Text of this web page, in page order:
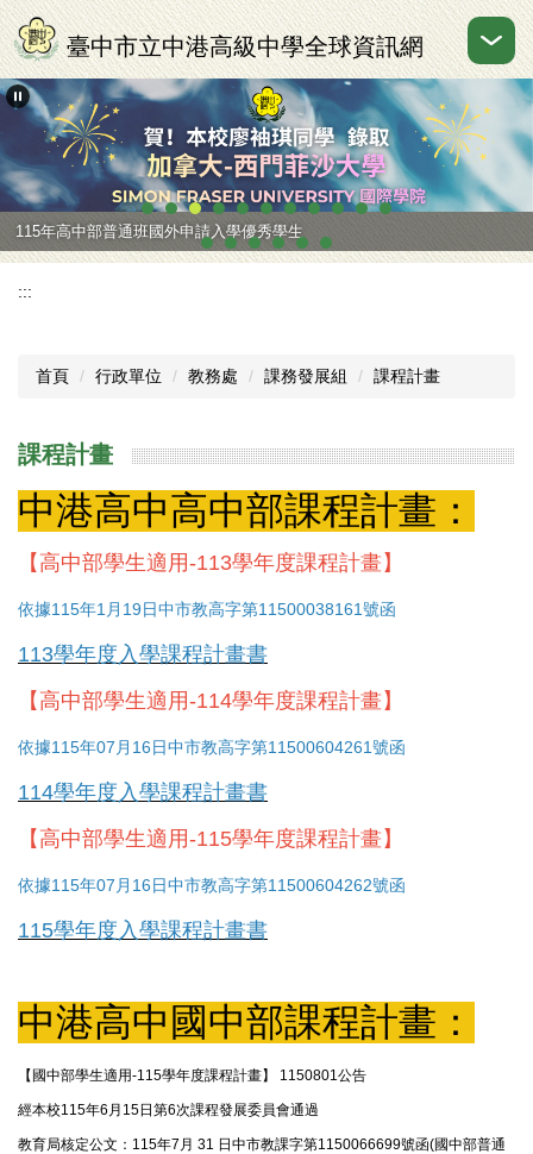
跳
到
主
要
區
臺中市立中港高級中學全球資訊網
115年高中部普通班國外申請入學優秀學生
:::
首頁 行政單位 教務處 課務發展組 課程計畫
課程計畫
中港高中高中部課程計畫：
【高中部學生適用-113學年度課程計畫】
依據115年1月19日中市教高字第11500038161號函
113學年度入學課程計畫書
【高中部學生適用-114學年度課程計畫】
依據115年07月16日中市教高字第11500604261號函
114學年度入學課程計畫書
【高中部學生適用-115學年度課程計畫】
依據115年07月16日中市教高字第11500604262號函
115學年度入學課程計畫書
中港高中國中部課程計畫：
【國中部學生適用-115學年度課程計畫】 1150801公告
經本校115年6月15日第6次課程發展委員會通過
教育局核定公文：115年7月 31 日中市教課字第1150066699號函(國中部普通